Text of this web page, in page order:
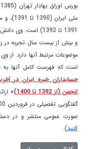
ملی ایران
1391 تا 1392) است. وی
و بیش از بیست سال تجربه در
موضوعات مرتبط آنها دارد. از وی
است که فهرست کامل آنها به
حسابداران خبره ایران در
انجمن (از 1392 تا 1400)
»
صورت عمومی منتشر و در
کنید).